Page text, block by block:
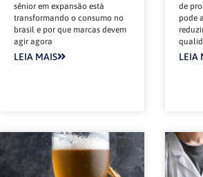
sênior em expansão está
transformando o consumo no
brasil e por que marcas devem
agir agora
LEIA MAIS
de
pode
LEIA